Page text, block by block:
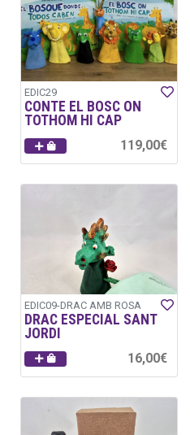
EDIC29
CONTE EL BOSC ON
TOTHOM HI CAP
119,00€
EDIC09-DRAC AMB ROSA
DRAC ESPECIAL SANT
JORDI
16,00€